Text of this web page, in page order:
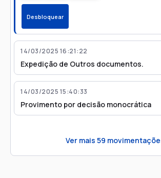
Desbloquear
14/03/2025 16:21:22
Expedição de Outros documentos.
14/03/2025 15:40:33
Provimento por decisão monocrática
Ver mais 59